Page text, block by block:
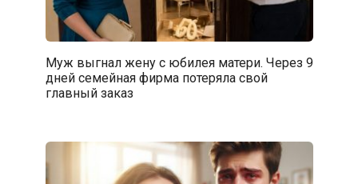
Муж выгнал жену с юбилея матери. Через 9
дней семейная фирма потеряла свой
главный заказ